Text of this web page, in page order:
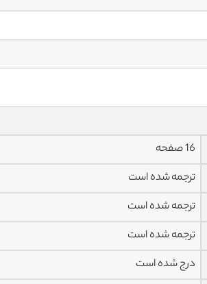
16 صفحه
ترجمه شده است
ترجمه شده است
ترجمه شده است
درج شده است